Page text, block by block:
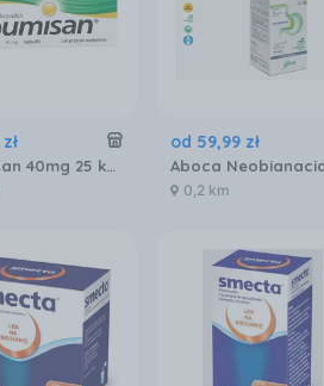
zł
Espumisan 40mg 25 kapsułek
od 59,99 zł
0,2 km